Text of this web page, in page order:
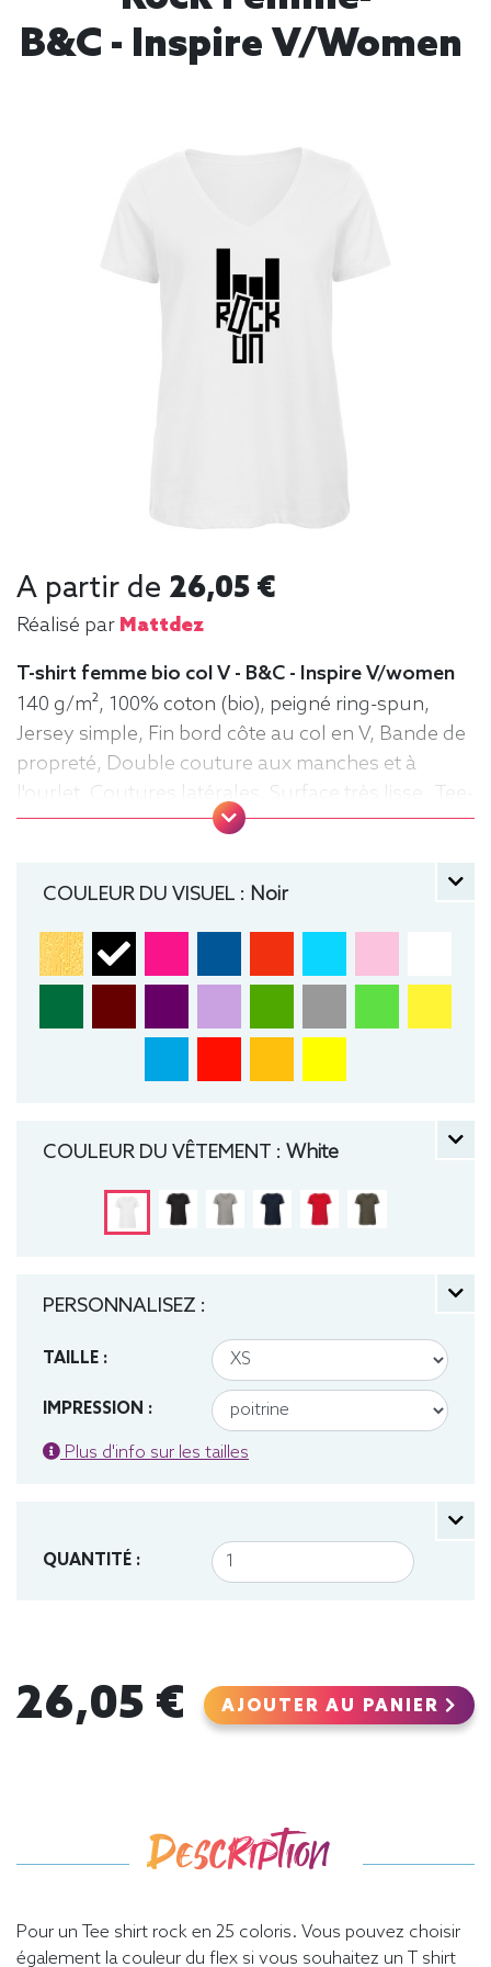
B&C - Inspire V/women
A partir de 26,05 €
Réalisé par Mattdez
T-shirt femme bio col V - B&C - Inspire V/women
140 g/m², 100% coton (bio), peigné ring-spun,
Jersey simple, Fin bord côte au col en V, Bande de
propreté, Double couture aux manches et à
l'ourlet, Coutures latérales, Surface très lisse. Tee-
shirt, manche courte, Léger, Femme, Col V, Bio /
COULEUR DU VISUEL : Noir
COULEUR DU VÊTEMENT : White
PERSONNALISEZ :
TAILLE :
IMPRESSION :
Plus d'info sur les tailles
QUANTITÉ :
26,05 € AJOUTER AU PANIER
Description
Pour un Tee shirt rock en 25 coloris. Vous pouvez choisir
également la couleur du flex si vous souhaitez un T shirt